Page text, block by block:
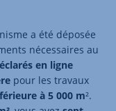
a été déposée
nécessaires au
en ligne
pour les travaux
à 5 000 m².